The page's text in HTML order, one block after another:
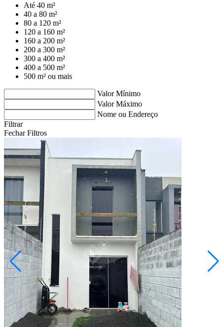
Até 40 m²
40 a 80 m²
80 a 120 m²
120 a 160 m²
160 a 200 m²
200 a 300 m²
300 a 400 m²
400 a 500 m²
500 m² ou mais
Valor Mínimo
Valor Máximo
Nome ou Endereço
Filtrar
Fechar Filtros
Cará-cará
R$ 215.000,00
Sobrado no Nova Ponta Grossa
Ponta Grossa/PR
2073413.001